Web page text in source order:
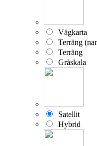
Vägkarta
Terräng
Terräng
Gråskala
Satellit
Hybrid